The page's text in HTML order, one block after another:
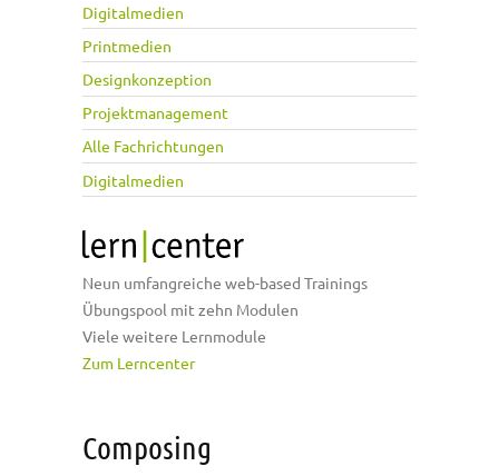
Digitalmedien
Printmedien
Designkonzeption
Projektmanagement
Alle Fachrichtungen
Digitalmedien
Neun umfangreiche web-based Trainings
Übungspool mit zehn Modulen
Viele weitere Lernmodule
Zum Lerncenter
Composing